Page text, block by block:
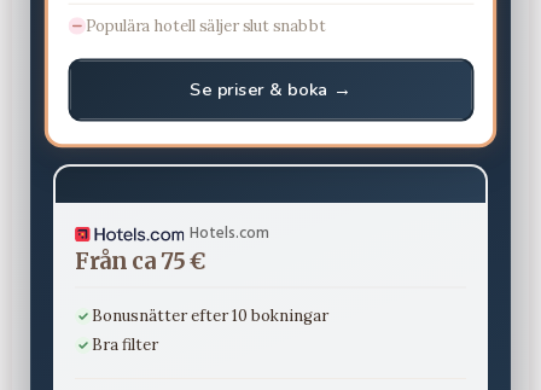
Populära hotell säljer slut snabbt
Se priser & boka →
Hotels.com
Från ca 75 €
Bonusnätter efter 10 bokningar
Bra filter